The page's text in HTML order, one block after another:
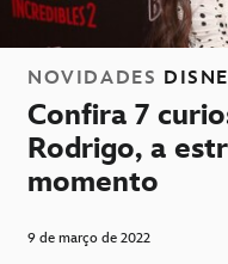
NOVIDADES
Confira 7
Rodrigo, a
momento
9 de março de 2022